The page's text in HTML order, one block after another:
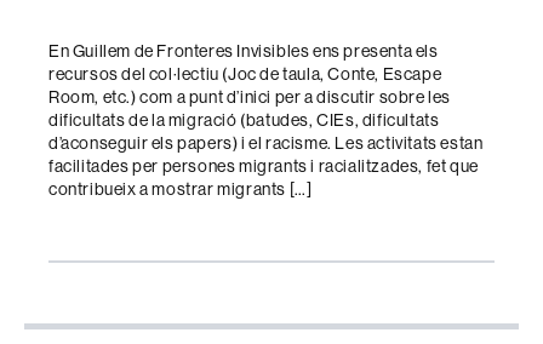
En Guillem de Fronteres Invisibles ens presenta els
recursos del col·lectiu (Joc de taula, Conte, Escape
Room, etc.) com a punt d’inici per a discutir sobre les
dificultats de la migració (batudes, CIEs, dificultats
d’aconseguir els papers) i el racisme. Les activitats estan
facilitades per persones migrants i racialitzades, fet que
contribueix a mostrar migrants […]